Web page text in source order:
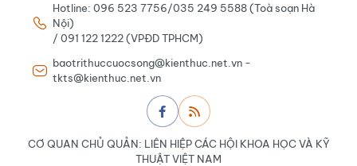
Hotline: 096 523 7756/035 249 5588 (Toà soạn Hà
Nội)
/ 091 122 1222 (VPĐD TPHCM)
baotrithuccuocsong@kienthuc.net.vn -
tkts@kienthuc.net.vn
CƠ QUAN CHỦ QUẢN: LIÊN HIỆP CÁC HỘI KHOA HỌC VÀ KỸ
THUẬT VIỆT NAM